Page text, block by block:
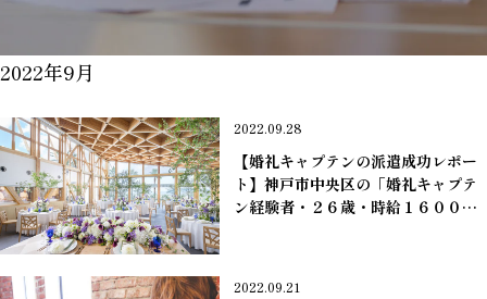
2022年9月
2022.09.28
【婚礼キャプテンの派遣成功レポー
ト】神戸市中央区の「婚礼キャプテ
ン経験者・２６歳・時給１６００
2022.09.21